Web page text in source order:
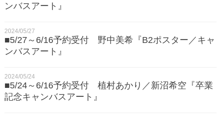
ンバスアート』
2024/05/27
■5/27～6/16予約受付 野中美希『B2ポスター／キャ
ンバスアート』
2024/05/24
■5/24～6/16予約受付 植村あかり／新沼希空『卒業
記念キャンバスアート』